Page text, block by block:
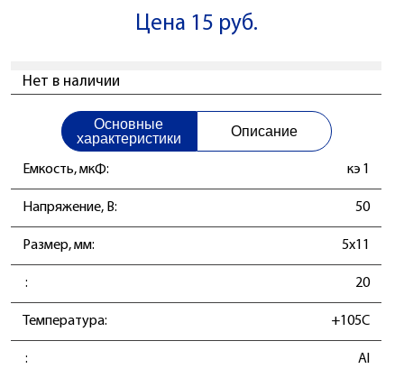
Цена 15 руб.
Нет в наличии
Основные
характеристики
Описание
Емкость, мкФ: кэ 1
Напряжение, В: 50
Размер, мм: 5x11
: 20
Температура: +105C
: Al